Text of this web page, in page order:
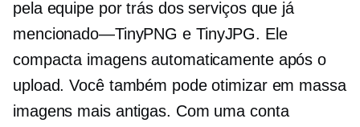
pela equipe por trás dos serviços que já
mencionado—TinyPNG e TinyJPG. Ele
compacta imagens automaticamente após o
upload. Você também pode otimizar em massa
imagens mais antigas. Com uma conta